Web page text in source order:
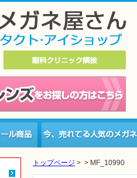
トップページ > > MF_10990